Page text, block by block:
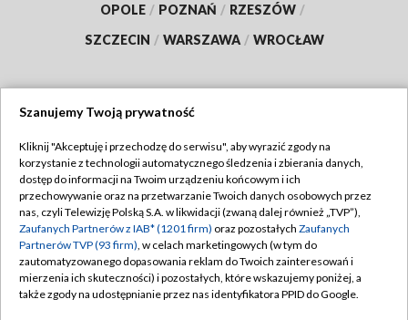
OPOLE / POZNAŃ / RZESZÓW /
SZCZECIN / WARSZAWA / WROCŁAW
TVP
Abonament TVP
Emisja w TVP
Centrum informacji TVP
Naziemna Telewizja Cyfrowa
Regulamin TVP
Polityka prywatności
Moje zgody
Pomoc
Szanujemy Twoją prywatność
Kliknij "Akceptuję i przechodzę do serwisu", aby wyrazić zgody na
korzystanie z technologii automatycznego śledzenia i zbierania danych,
dostęp do informacji na Twoim urządzeniu końcowym i ich
przechowywanie oraz na przetwarzanie Twoich danych osobowych przez
nas, czyli Telewizję Polską S.A. w likwidacji (zwaną dalej również „TVP”),
Zaufanych Partnerów z IAB* (1201 firm) oraz pozostałych Zaufanych
Partnerów TVP (93 firm), w celach marketingowych (w tym do
zautomatyzowanego dopasowania reklam do Twoich zainteresowań i
mierzenia ich skuteczności) i pozostałych, które wskazujemy poniżej, a
także zgody na udostępnianie przez nas identyfikatora PPID do Google.